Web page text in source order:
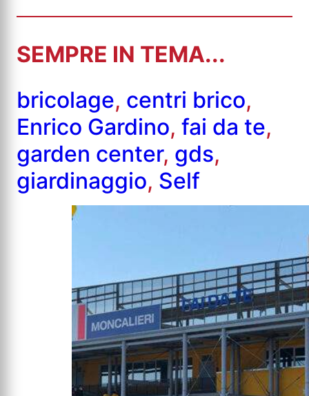
SEMPRE IN TEMA...
bricolage, centri brico,
Enrico Gardino, fai da te,
garden center, gds,
giardinaggio, Self